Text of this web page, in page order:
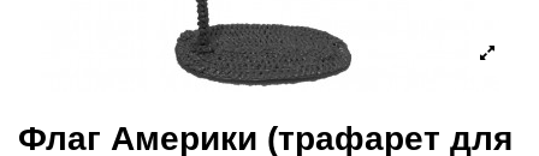
Флаг Америки (трафарет для